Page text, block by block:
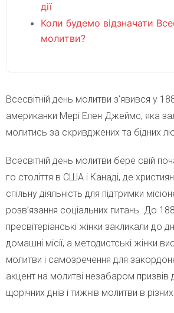
дії
Коли будемо відзначати
молитви?
Всесвітній день молитви з’явився у
американки Мері Елен Джеймс, яка
молитись за скривджених та бідних
Всесвітній день молитви бере свій
го століття в США і Канаді, де
спільну діяльність для підтримки
розв’язання соціальних питань. До
пресвітеріанські жінки закликали до
домашні місії, а методистські жінки
молитви і самозречення для
акцент на молитві незабаром призвів
щорічних днів і тижнів молитви в